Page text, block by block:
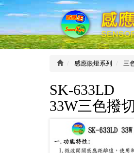
感
應
王
科
技
有
司
感應嵌燈系列 三
SK-633LD
33W三色撥